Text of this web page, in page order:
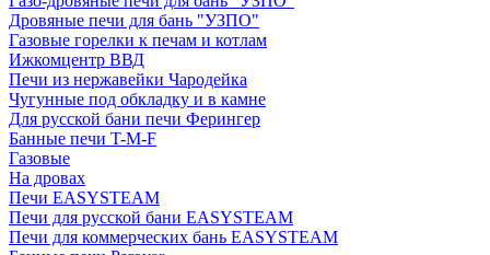
Дровяные печи для бань "УЗПО"
Газовые горелки к печам и котлам
Ижкомцентр ВВД
Печи из нержавейки Чародейка
Чугунные под обкладку и в камне
Для русской бани печи Ферингер
Банные печи T-M-F
Газовые
На дровах
Печи EASYSTEAM
Печи для русской бани EASYSTEAM
Печи для коммерческих бань EASYSTEAM